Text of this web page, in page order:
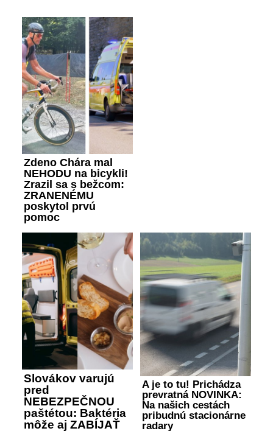
Zdeno Chára mal
NEHODU na bicykli!
Zrazil sa s bežcom:
ZRANENÉMU
poskytol prvú
pomoc
Slovákov varujú
pred
NEBEZPEČNOU
paštétou: Baktéria
môže aj ZABÍJAŤ
A je to tu! Prichádza
prevratná NOVINKA:
Na našich cestách
pribudnú stacionárne
radary